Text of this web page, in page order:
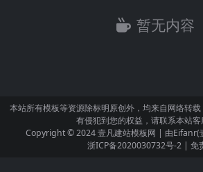
暂无内容
本站所有模板等资源除标明原创外，均来自网络转
有侵犯到您的权益，请联系本站客
Copyright © 2024壹凡建站模板网 | 由Eifanr(
浙ICP备2020030732号-2| 免